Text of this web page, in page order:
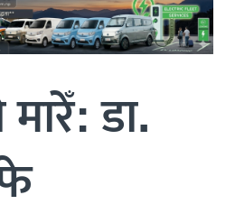
डा.